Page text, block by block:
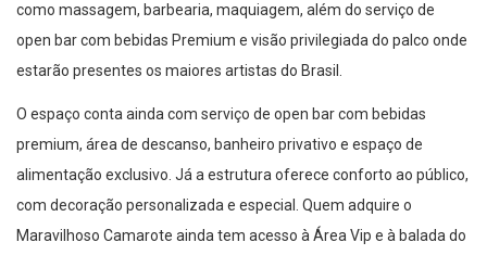
como massagem, barbearia, maquiagem, além do serviço de
open bar com bebidas Premium e visão privilegiada do palco onde
estarão presentes os maiores artistas do Brasil.
O espaço conta ainda com serviço de open bar com bebidas
premium, área de descanso, banheiro privativo e espaço de
alimentação exclusivo. Já a estrutura oferece conforto ao público,
com decoração personalizada e especial. Quem adquire o
Maravilhoso Camarote ainda tem acesso à Área Vip e à balada do